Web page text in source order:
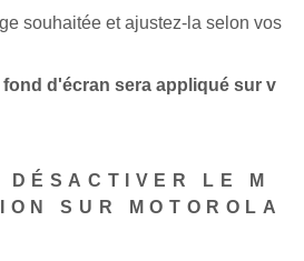
souhaitée et ajustez-la selon vos
fond d'écran sera appliqué sur v
DÉSACTIVER LE M
SUR MOTOROLA